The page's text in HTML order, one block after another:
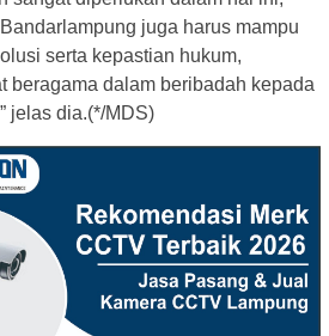
juga harus mampu
serta kepastian hukum,
beragama dalam beribadah kepada
jelas dia.(*/MDS)